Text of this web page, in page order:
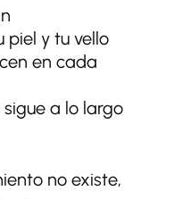
piel y tu vello
en cada
a lo largo
no existe,